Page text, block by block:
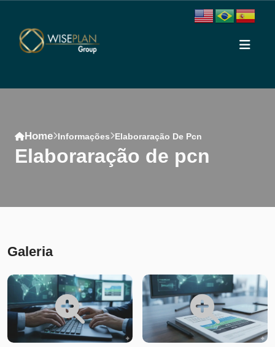
Home Informações Elaboraração De Pcn
elaboraração de pcn
Galeria